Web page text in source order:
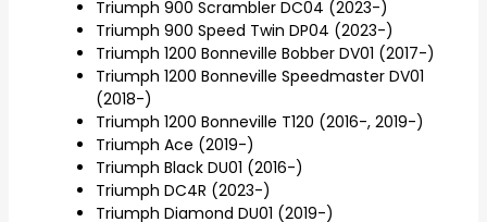
Triumph 900 Scrambler DC04 (2023-)
Triumph 900 Speed Twin DP04 (2023-)
Triumph 1200 Bonneville Bobber DV01 (2017-)
Triumph 1200 Bonneville Speedmaster DV01
(2018-)
Triumph 1200 Bonneville T120 (2016-, 2019-)
Triumph Ace (2019-)
Triumph Black DU01 (2016-)
Triumph DC4R (2023-)
Triumph Diamond DU01 (2019-)